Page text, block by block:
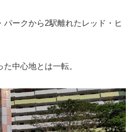
ークから2駅離れたレッド・ヒ
中心地とは一転。